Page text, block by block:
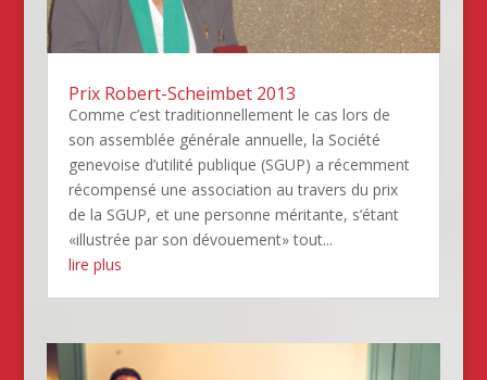
Prix Robert-Scheimbet 2013
Comme c’est traditionnellement le cas lors de
son assemblée générale annuelle, la Société
genevoise d’utilité publique (SGUP) a récemment
récompensé une association au travers du prix
de la SGUP, et une personne méritante, s’étant
«illustrée par son dévouement» tout...
lire plus